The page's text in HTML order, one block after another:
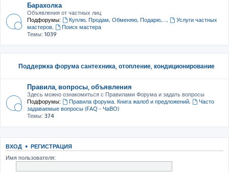
Барахолка
Объявления от частных лиц
Подфорумы:
Куплю, Продам, Обменяю, Подарю,...,
Услуги частных
мастеров,
Поиск мастера
Темы: 1039
Поддержка форума сантехника, отопление, кондиционирование
Правила, вопросы, объявления
Здесь можно ознакомиться с Правилами Форума и задать вопросы
Подфорумы:
Правила форума. Книга жалоб и предложений,
Часто
задаваемые вопросы (FAQ - ЧаВО)
Темы: 374
ВХОД • РЕГИСТРАЦИЯ
Имя пользователя: